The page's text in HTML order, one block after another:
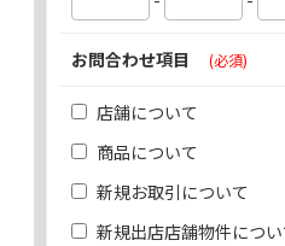
お問合わせ項目 (必須)
店舗について
商品について
新規お取引について
新規出店店舗物件につい